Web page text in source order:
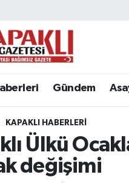
Gündem
KAPAKLI HABERLERI
Ülkü
değişimi
Haberleri
Nöbetçi Eczaneler
Namaz Vakitleri
Trafik Yoğunluk
Lig Puan Durumu ve